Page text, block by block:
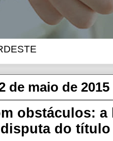
de maio de 2015
obstáculos: a
do título